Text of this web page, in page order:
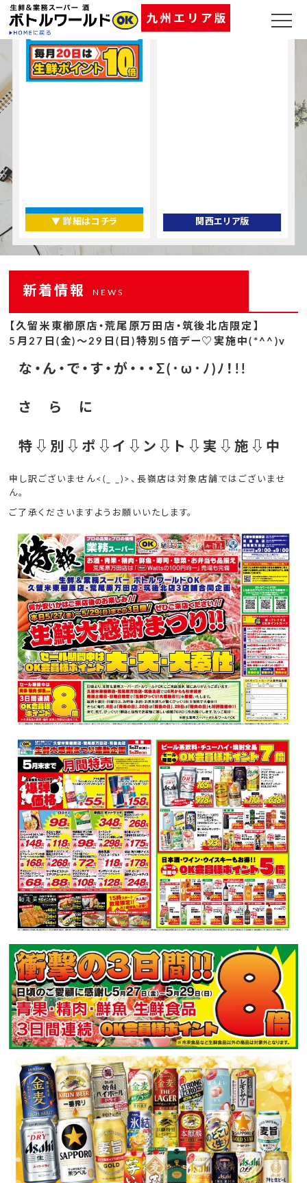
▼ 詳細はコチラ 関西エリア版
新着情報 NEWS
【久留米東櫛原店・荒尾原万田店・筑後北店限定】
5月27日(金)～29日(日)特別5倍デー♡実施中(*^^)v
な・ん・で・す・が・・・Σ(･ω･ﾉ)ﾉ！!!
さ ら に
特⇩別⇩ポ⇩イ⇩ン⇩ト⇩実⇩施⇩中
申し訳ございません<(_ _)>、長嶺店は対象店舗ではございませ
ん。
ご了承くださいますようお願いいたします。